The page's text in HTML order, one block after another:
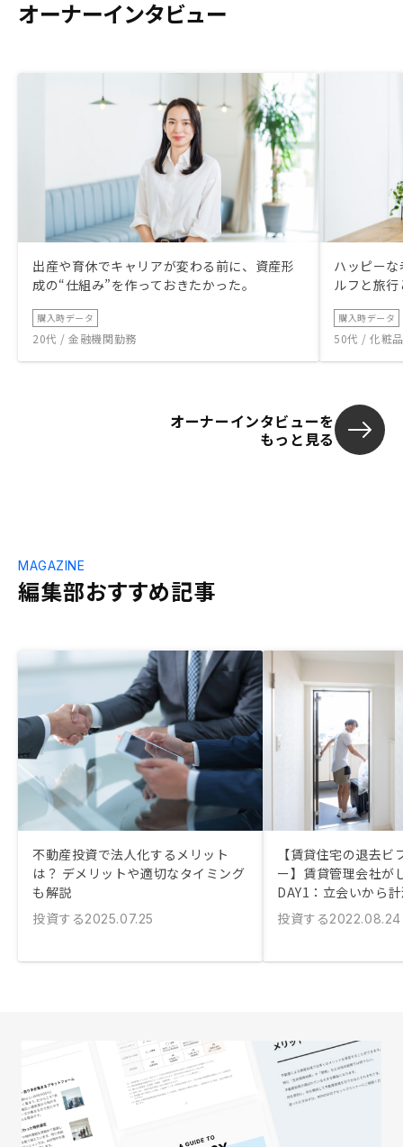
オーナーインタビュー
出産や育休でキャリアが変わる前に、資産形
成の“仕組み”を作っておきたかった。
購入時データ
20代 / 金融機関勤務
ハッピー
ルフと旅
購入時データ
50代 / 化粧
オーナーインタビューを
もっと見る
編集部おすすめ記事
MAGAZINE
不動産投資で法人化するメリット
は？ デメリットや適切なタイミング
も解説
投資する2025.07.25
【賃貸住宅の退去ビ
ー】賃貸管理会社が
DAY1：立会いから
投資する2022.08.24